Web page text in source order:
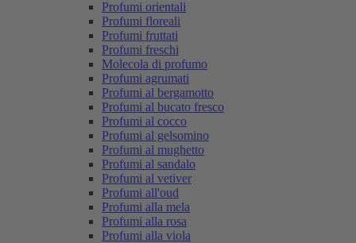
Profumi orientali
Profumi floreali
Profumi fruttati
Profumi freschi
Molecola di profumo
Profumi agrumati
Profumi al bergamotto
Profumi al bucato fresco
Profumi al cocco
Profumi al gelsomino
Profumi al mughetto
Profumi al sandalo
Profumi al vetiver
Profumi all'oud
Profumi alla mela
Profumi alla rosa
Profumi alla viola